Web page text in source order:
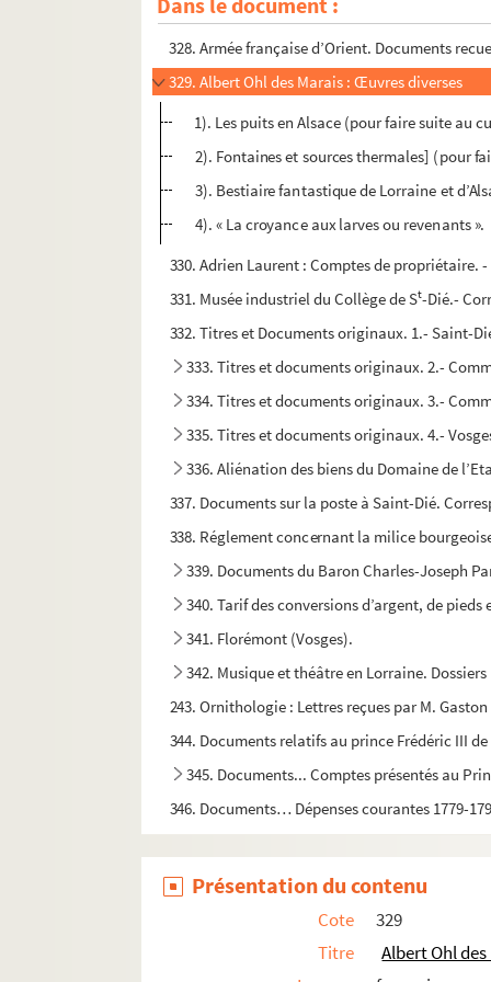
327. Correspondance reçue par Albert Ohl
328. Armée française d’Orient. Documents
329. Albert Ohl des Marais : Œuvres diverses
1). Les puits en Alsace (pour faire suite au
2). Fontaines et sources thermales] (pour
3). Bestiaire fantastique de Lorraine et
4). « La croyance aux larves ou revenants ».
330. Adrien Laurent : Comptes de propriétaire.
331. Musée industriel du Collège de St-Dié.-
332. Titres et Documents originaux. 1.- Saint-
333. Titres et documents originaux. 2.-
334. Titres et documents originaux. 3.-
335. Titres et documents originaux. 4.-
336. Aliénation des biens du Domaine de
337. Documents sur la poste à Saint-Dié.
338. Réglement concernant la milice
339. Documents du Baron Charles-Joseph
340. Tarif des conversions d’argent, de pieds
341. Florémont (Vosges).
342. Musique et théâtre en Lorraine.
243. Ornithologie : Lettres reçues par M.
344. Documents relatifs au prince Frédéric III
345. Documents... Comptes présentés au
346. Documents… Dépenses courantes 1779-
348. Documents… Obligations diverses
349. Documents… Projets d’emprunt, de
350. Documents… Compte présenté par
Présentation du contenu
Cote
329
Titre
Albert Ohl